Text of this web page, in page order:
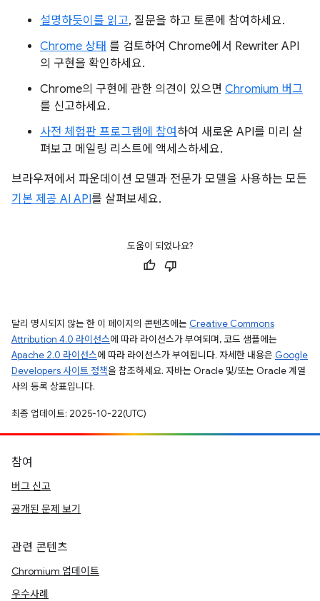
설명하듯이를 읽고, 질문을 하고 토론에 참여하세요.
Chrome 상태 를 검토하여 Chrome에서 Rewriter API
의 구현을 확인하세요.
Chrome의 구현에 관한 의견이 있으면 Chromium 버그
를 신고하세요.
사전 체험판 프로그램에 참여 하여 새로운 API를 미리 살
펴보고 메일링 리스트에 액세스하세요.
브라우저에서 파운데이션 모델과 전문가 모델을 사용하는 모든
기본 제공 AI API를 살펴보세요.
도움이 되었나요?
달리 명시되지 않는 한 이 페이지의 콘텐츠에는 Creative Commons
Attribution 4.0 라이선스에 따라 라이선스가 부여되며, 코드 샘플에는
Apache 2.0 라이선스에 따라 라이선스가 부여됩니다. 자세한 내용은 Google
Developers 사이트 정책을 참조하세요. 자바는 Oracle 및/또는 Oracle 계열
사의 등록 상표입니다.
최종 업데이트: 2025-10-22(UTC)
참여
버그 신고
공개된 문제 보기
관련 콘텐츠
Chromium 업데이트
우수사례